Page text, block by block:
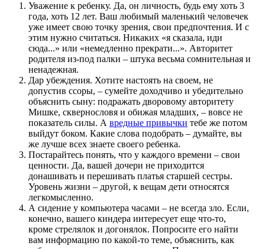
Уважение к ребенку. Да, он личность, будь ему хоть 3
года, хоть 12 лет. Ваш любимый маленький человечек
уже имеет свою точку зрения, свои предпочтения. И с
этим нужно считаться. Никаких «я сказала, иди
сюда...» или «немедленно прекрати...». Авторитет
родителя из-под палки – штука весьма сомнительная и
ненадежная.
Дар убеждения. Хотите настоять на своем, не
допустив ссоры, – сумейте доходчиво и убедительно
объяснить сыну: подражать дворовому авторитету
Мишке, сквернословя и обижая младших, – вовсе не
показатель силы. А вредные привычки тебе же потом
выйдут боком. Какие слова подобрать – думайте, вы
же лучше всех знаете своего ребенка.
Постарайтесь понять, что у каждого времени – свои
ценности. Да, вашей дочери не приходится
донашивать и перешивать платья старшей сестры.
Уровень жизни – другой, к вещам дети относятся
легкомысленно.
А сидение у компьютера часами – не всегда зло. Если,
конечно, вашего киндера интересует еще что-то,
кроме стрелялок и догонялок. Попросите его найти
вам информацию по какой-то теме, объяснить, как